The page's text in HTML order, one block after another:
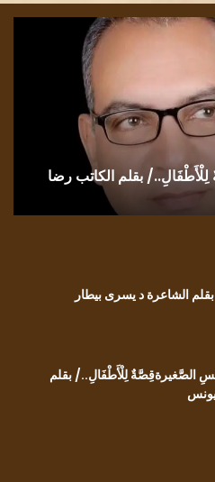
الشاعرة ندى الحاج
الشاعرة د يسرى بيطار
الصَّغيرةقِصَّةٌ لِلْأَطْفَالِ../ بقلم